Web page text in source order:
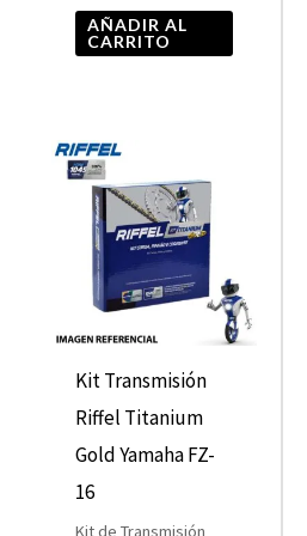
AÑADIR AL
CARRITO
Kit Transmisión
Riffel Titanium
Gold Yamaha FZ-
16
Kit de Transmisión